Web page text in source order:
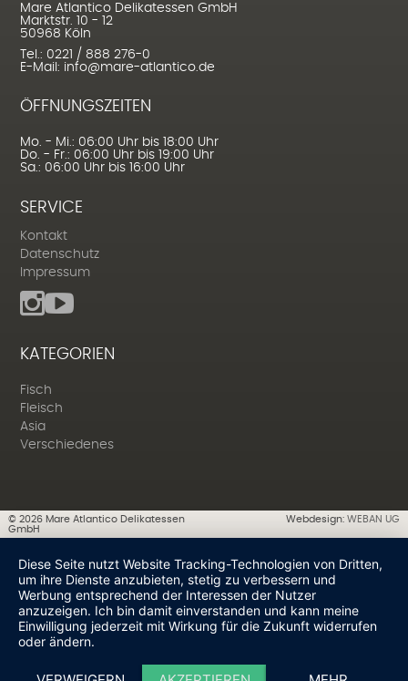
Mare Atlantico Delikatessen GmbH
Marktstr. 10 - 12
50968 Köln
Tel.: 0221 / 888 276-0
E-Mail: info@mare-atlantico.de
ÖFFNUNGSZEITEN
Mo. - Mi.: 06:00 Uhr bis 18:00 Uhr
Do. - Fr.: 06:00 Uhr bis 19:00 Uhr
Sa.: 06:00 Uhr bis 16:00 Uhr
SERVICE
Kontakt
Datenschutz
Impressum
KATEGORIEN
Fisch
Fleisch
Asia
Verschiedenes
© 2026Mare Atlantico Delikatessen
GmbH
Webdesign:WEBAN UG
Diese Seite nutzt Website Tracking-Technologien von Dritten,
um ihre Dienste anzubieten, stetig zu verbessern und
Werbung entsprechend der Interessen der Nutzer
anzuzeigen. Ich bin damit einverstanden und kann meine
Einwilligung jederzeit mit Wirkung für die Zukunft widerrufen
oder ändern.